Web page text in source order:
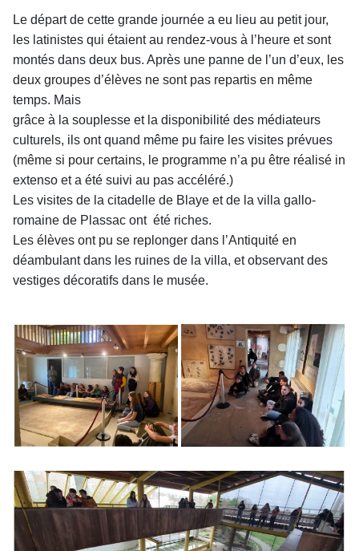
Le départ de cette grande journée a eu lieu au petit jour,
les latinistes qui étaient au rendez-vous à l’heure et sont
montés dans deux bus. Après une panne de l’un d’eux, les
deux groupes d’élèves ne sont pas repartis en même
temps. Mais
grâce à la souplesse et la disponibilité des médiateurs
culturels, ils ont quand même pu faire les visites prévues
(même si pour certains, le programme n’a pu être réalisé in
extenso et a été suivi au pas accéléré.)
Les visites de la citadelle de Blaye et de la villa gallo-
romaine de Plassac ont été riches.
Les élèves ont pu se replonger dans l’Antiquité en
déambulant dans les ruines de la villa, et observant des
vestiges décoratifs dans le musée.